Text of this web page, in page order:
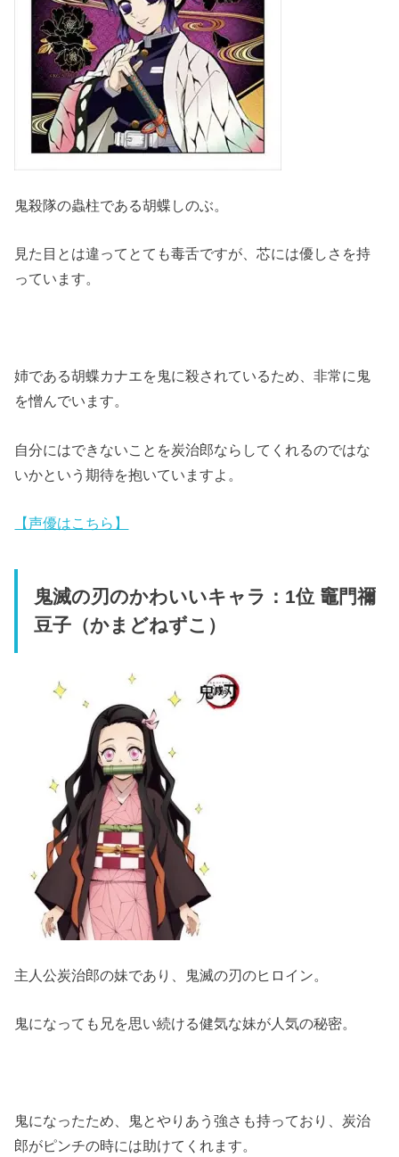
鬼殺隊の蟲柱である胡蝶しのぶ。
見た目とは違ってとても毒舌ですが、芯には優しさを持
っています。
姉である胡蝶カナエを鬼に殺されているため、非常に鬼
を憎んでいます。
自分にはできないことを炭治郎ならしてくれるのではな
いかという期待を抱いていますよ。
【声優はこちら】
鬼滅の刃のかわいいキャラ：1位 竈門禰
豆子（かまどねずこ）
主人公炭治郎の妹であり、鬼滅の刃のヒロイン。
鬼になっても兄を思い続ける健気な妹が人気の秘密。
鬼になったため、鬼とやりあう強さも持っており、炭治
郎がピンチの時には助けてくれます。